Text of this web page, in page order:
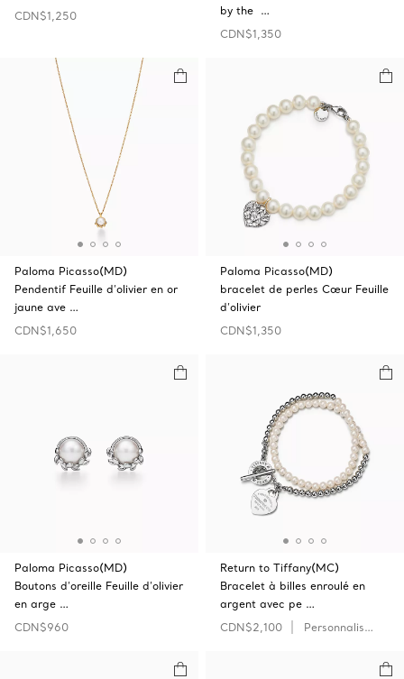
CDN$1,250
by the …
CDN$1,350
Paloma Picasso(MD)
Pendentif Feuille d’olivier en or
jaune ave …
CDN$1,650
Paloma Picasso(MD)
bracelet de perles Cœur Feuille
d’olivier
CDN$1,350
Paloma Picasso(MD)
Boutons d’oreille Feuille d’olivier
en arge …
CDN$960
Return to Tiffany(MC)
Bracelet à billes enroulé en
argent avec pe …
CDN$2,100
Personnaliser